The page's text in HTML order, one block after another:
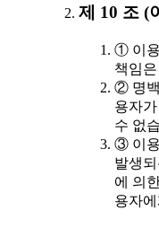
제 10 조 (
① 이용
책임
② 명백
용자
수 없
③ 이용
발생
에 의
용자